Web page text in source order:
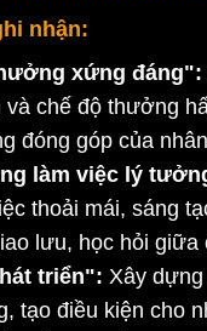
nhận:
xứng đáng":
và chế độ thưởng
đóng góp của
làm việc lý
thoải mái, sáng
lưu, học hỏi giữa
triển": Xây
tạo điều kiện cho